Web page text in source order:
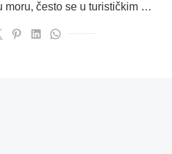
moru, često se u turističkim …